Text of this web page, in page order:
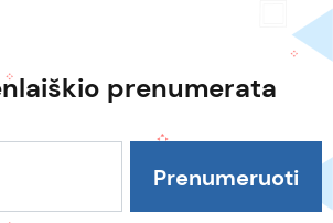
prenumerata